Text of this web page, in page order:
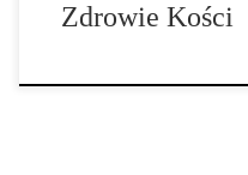
Zdrowie Kości